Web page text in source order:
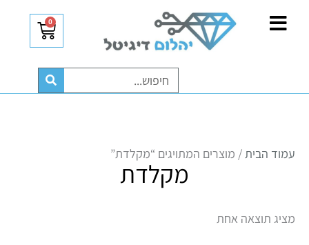
לתוכן
0
עגלת
קניות
חיפוש
עמוד הבית/ מוצרים המתויגים “מקלדת”
מקלדת
מציג תוצאה אחת